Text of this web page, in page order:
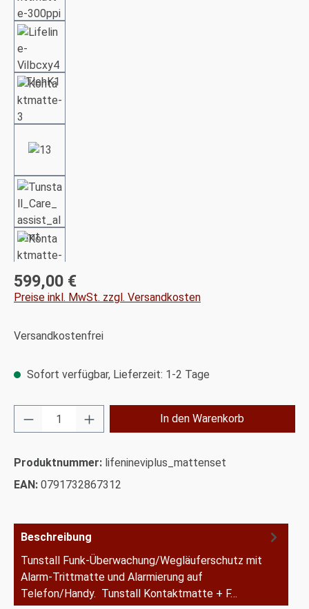
Regulärer Preis:
599,00 €
Preise inkl. MwSt. zzgl. Versandkosten
Versandkostenfrei
Sofort verfügbar, Lieferzeit: 1-2 Tage
Produkt Anzahl: Gib den gewünschten
In den Warenkorb
Produktnummer: lifenineviplus_mattenset
EAN: 0791732867312
Beschreibung
Tunstall Funk-Überwachung/Wegläuferschutz mit
Alarm-Trittmatte und Alarmierung auf
Telefon/Handy. Tunstall Kontaktmatte + F…